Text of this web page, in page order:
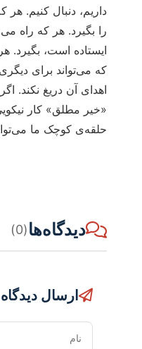
داریم، دنبال کنیم.
را بگیرد. هر که راه
ایستاده است، بگیرد.
که می‌تواند برای
اهدای آن دریغ نکند.
«خیر مطلق» کار
حلقه‌ی کوچک ما
دیدگاه‌ها(0)
ارسال دیدگاه